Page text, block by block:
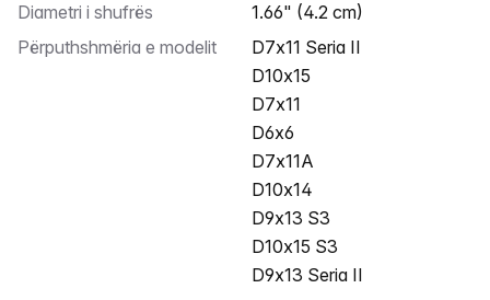
Diametri i shufrës
1.66" (4.2 cm)
Përputhshmëria e modelit
D7x11 Seria II
D10x15
D7x11
D6x6
D7x11A
D10x14
D9x13 S3
D10x15 S3
D9x13 Seria II